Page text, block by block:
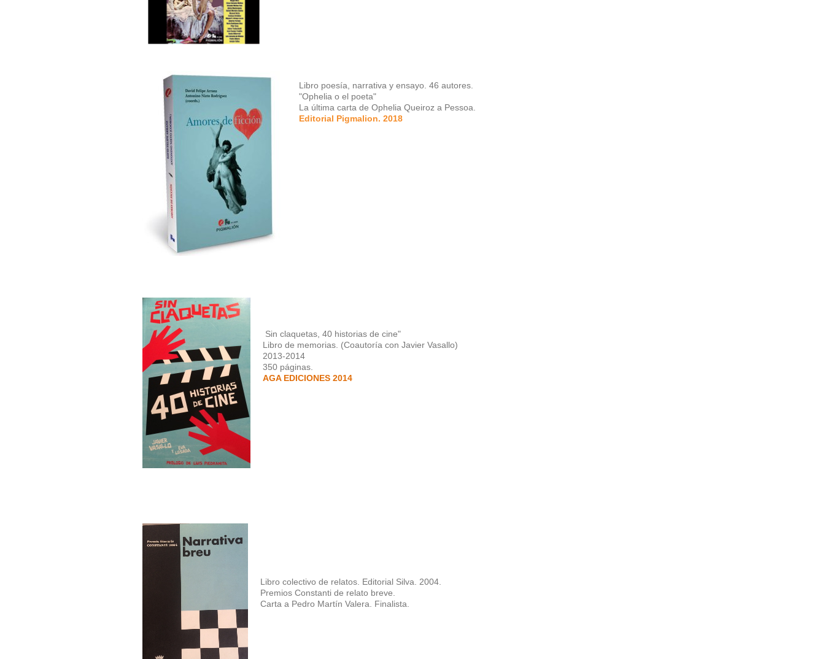
Libro poesía, narrativa y ensayo. 46 autores.
"Ophelia o el poeta"
La última carta de Ophelia Queiroz a Pessoa.
Editorial Pigmalion. 2018
Sin claquetas, 40 historias de cine"
Libro de memorias. (Coautoría con Javier Vasallo)
2013-2014
350 páginas.
AGA EDICIONES 2014
Libro colectivo de relatos. Editorial Silva. 2004.
Premios Constanti de relato breve.
Carta a Pedro Martín Valera. Finalista.